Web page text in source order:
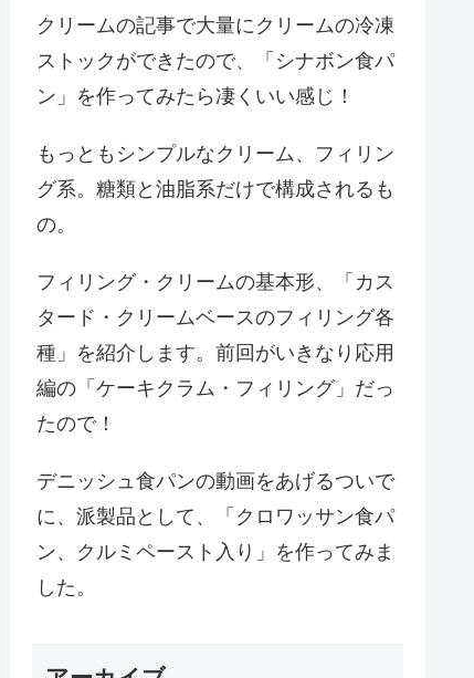
クリームの記事で大量にクリームの冷凍
ストックができたので、「シナボン食パ
ン」を作ってみたら凄くいい感じ！
もっともシンプルなクリーム、フィリン
グ系。糖類と油脂系だけで構成されるも
の。
フィリング・クリームの基本形、「カス
タード・クリームベースのフィリング各
種」を紹介します。前回がいきなり応用
編の「ケーキクラム・フィリング」だっ
たので！
デニッシュ食パンの動画をあげるついで
に、派製品として、「クロワッサン食パ
ン、クルミペースト入り」を作ってみま
した。